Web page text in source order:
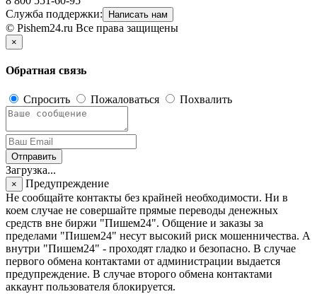
Служба поддержки:
Написать нам
© Pishem24.ru Все права защищены
×
Обратная связь
Спросить Пожаловаться Похвалить
Отправить
Загрузка...
×
Предупреждение
Не сообщайте контакты без крайней необходимости. Ни в
коем случае не совершайте прямые переводы денежных
средств вне биржи "Пишем24". Общение и заказы за
пределами "Пишем24" несут высокий риск мошенничества. А
внутри "Пишем24" - проходят гладко и безопасно. В случае
первого обмена контактами от администрации выдается
предупреждение. В случае второго обмена контактами
аккаунт пользователя блокируется.